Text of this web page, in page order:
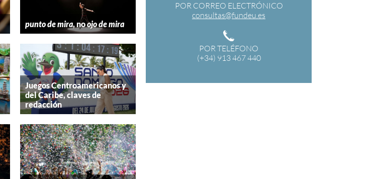
POR CORREO ELECTRÓNICO
consultas@fundeu.es
POR TELÉFONO
(+34) 913 467 440
punto de mira, noojo de mira
Juegos Centroamericanos y
del Caribe, claves de
redacción